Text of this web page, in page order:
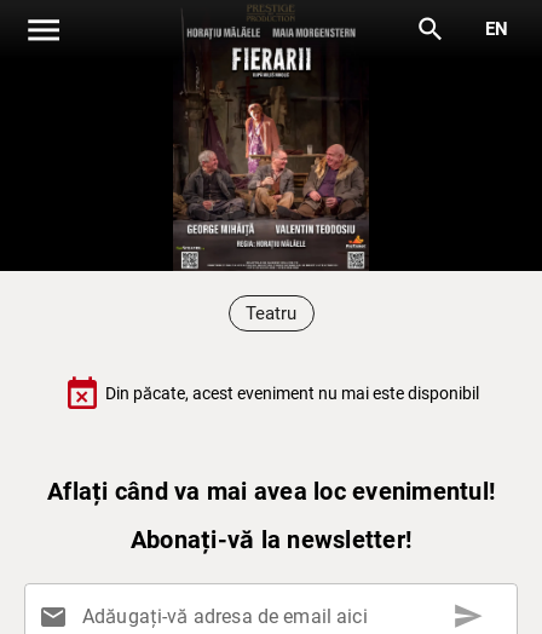
menu search EN
Teatru
event_busy Din păcate, acest eveniment nu mai este disponibil
Aflați când va mai avea loc evenimentul!
Abonați-vă la newsletter!
mail Adăugați-vă adresa de email aici send